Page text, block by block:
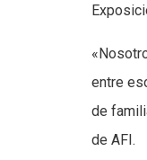
entre
de
de AFI.